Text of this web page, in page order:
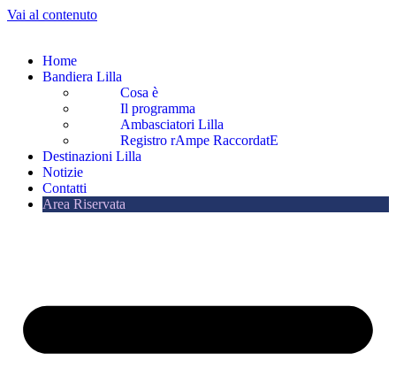
Vai al contenuto
Home
Bandiera Lilla
Cosa è
Il programma
Ambasciatori Lilla
Registro rAmpe RaccordatE
Destinazioni Lilla
Notizie
Contatti
Area Riservata